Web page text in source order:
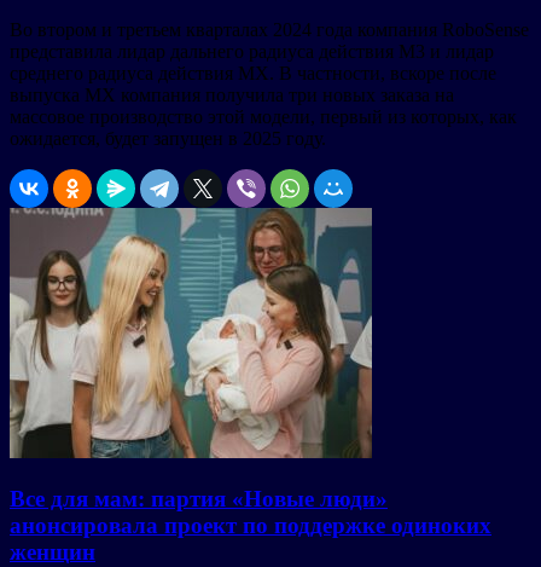
Во втором и третьем кварталах 2024 года компания RoboSense
представила лидар дальнего радиуса действия М3 и лидар
среднего радиуса действия МХ. В частности, вскоре после
выпуска MX компания получила три новых заказа на
массовое производство этой модели, первый из которых, как
ожидается, будет запущен в 2025 году.
Все для мам: партия «Новые люди»
анонсировала проект по поддержке одиноких
женщин